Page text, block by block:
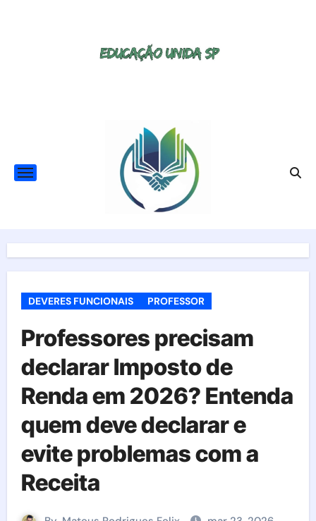
DEVERES FUNCIONAIS PROFESSOR
Professores precisam
declarar Imposto de
Renda em 2026? Entenda
quem deve declarar e
evite problemas com a
Receita